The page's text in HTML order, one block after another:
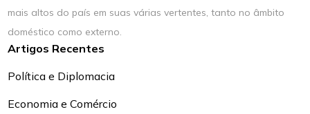
mais altos do país em suas várias vertentes, tanto no âmbito
doméstico como externo.
Artigos Recentes
Política e Diplomacia
Economia e Comércio